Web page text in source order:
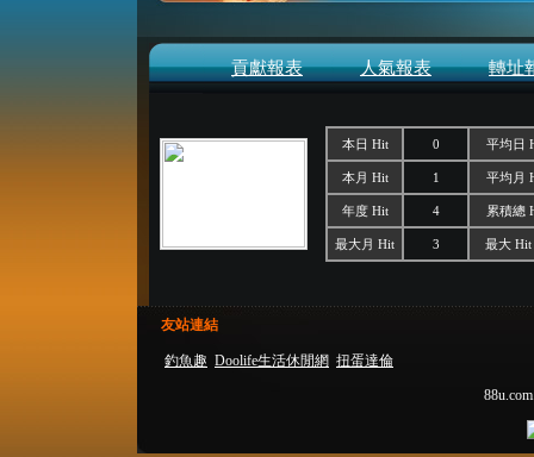
貢獻報表 人氣報表 轉址
本日 Hit 0 平均日
本月 Hit 1 平均月
年度 Hit 4 累積總
最大月 Hit 3 最大 Hit
友站連結
釣魚趣 Doolife生活休閒網 扭蛋達倫